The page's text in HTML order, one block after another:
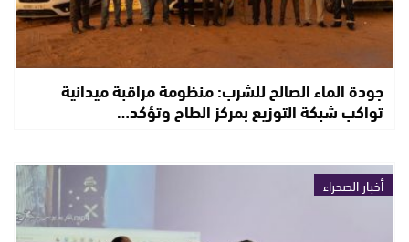
جودة الماء الصالح للشرب: منظومة مراقبة ميدانية
تواكب شبكة التوزيع بمركز الطاح وتؤكد…
أخبار الصحراء